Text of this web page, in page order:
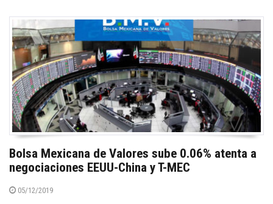
Bolsa Mexicana de Valores sube 0.06% atenta a
negociaciones EEUU-China y T-MEC
05/12/2019